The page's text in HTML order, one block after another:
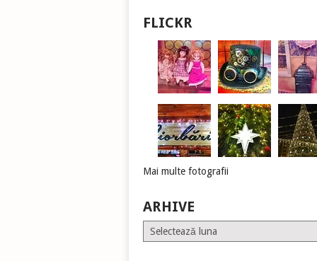
FLICKR
Mai multe fotografii
ARHIVE
Arhive